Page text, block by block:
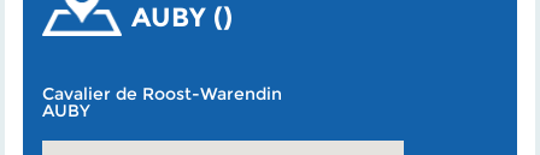
AUBY ()
Cavalier de Roost-Warendin
AUBY